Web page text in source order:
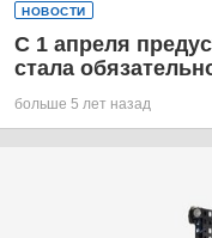
НОВОСТИ
С 1 апреля
стала
больше 5 лет назад